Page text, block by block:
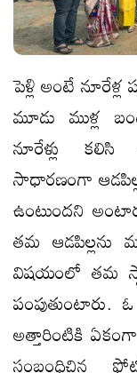
పెళ్లి అంటే
మూడు ముళ్ల
నూరేళ్లు కలిసి
సాధారణంగా
ఉంటుందని
తమ ఆడపిల్లను
విషయంలో తమ
పంపుతుంటారు.
అత్తారింటికి
సంబంధిచిన